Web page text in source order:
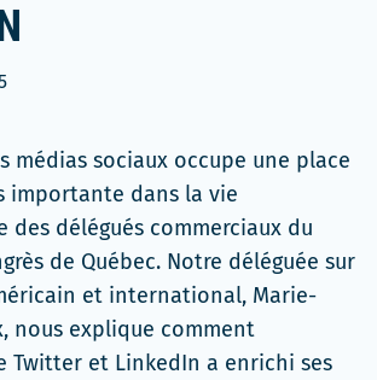
médias sociaux occupe une place
importante dans la vie
des délégués commerciaux du
de Québec. Notre déléguée sur
et international, Marie-
nous explique comment
Twitter et LinkedIn a enrichi ses